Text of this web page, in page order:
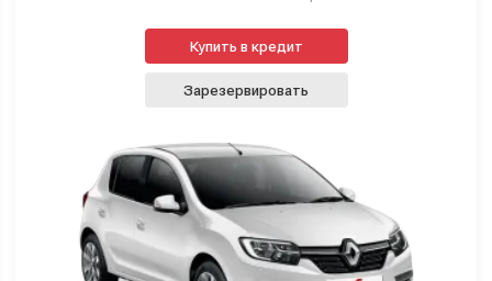
Купить в кредит
Зарезервировать